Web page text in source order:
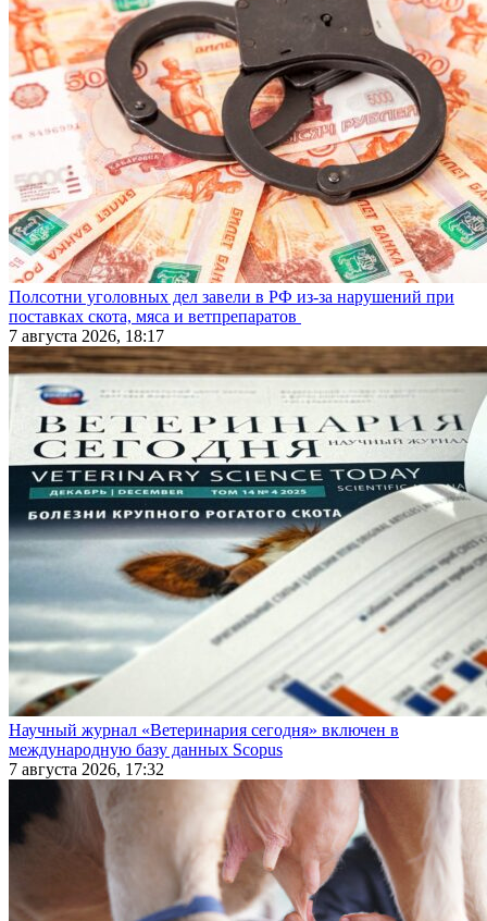
Полсотни уголовных дел завели в РФ из-за нарушений при
поставках скота, мяса и ветпрепаратов
7 августа 2026, 18:17
Научный журнал «Ветеринария сегодня» включен в
международную базу данных Scopus
7 августа 2026, 17:32